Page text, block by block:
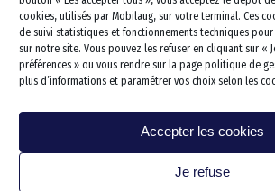
cookies, utilisés par Mobilaug, sur votre terminal. Ces
de suivi statistiques et fonctionnements techniques
sur notre site. Vous pouvez les refuser en cliquant sur «
préférences » ou vous rendre sur la page politique de
plus d’informations et paramétrer vos choix selon les
Accepter les cookies
Je refuse
CHAMBRE WC
Salon/